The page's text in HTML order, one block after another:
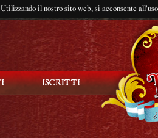
Utilizzando il nostro sito web, si acconsente